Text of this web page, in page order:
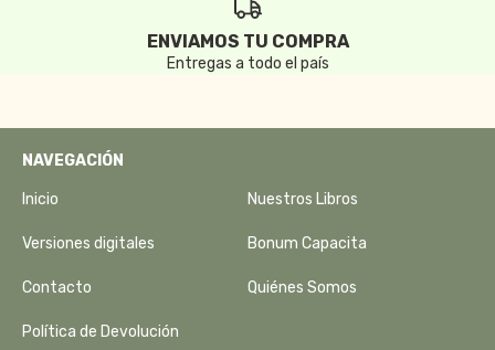
ENVIAMOS TU COMPRA
Entregas a todo el país
NAVEGACIÓN
Inicio Nuestros Libros
Versiones digitales Bonum Capacita
Contacto Quiénes Somos
Política de Devolución